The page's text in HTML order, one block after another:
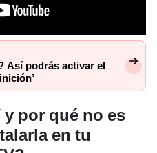
Así podrás activar el
y por qué no es
en tu